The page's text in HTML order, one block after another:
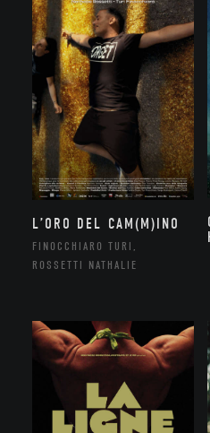
L’ORO DEL CAM(M)INO
FINOCCHIARO TURI,
ROSSETTI NATHALIE